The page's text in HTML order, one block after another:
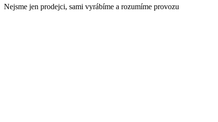
Nejsme jen prodejci, sami vyrábíme a rozumíme provozu